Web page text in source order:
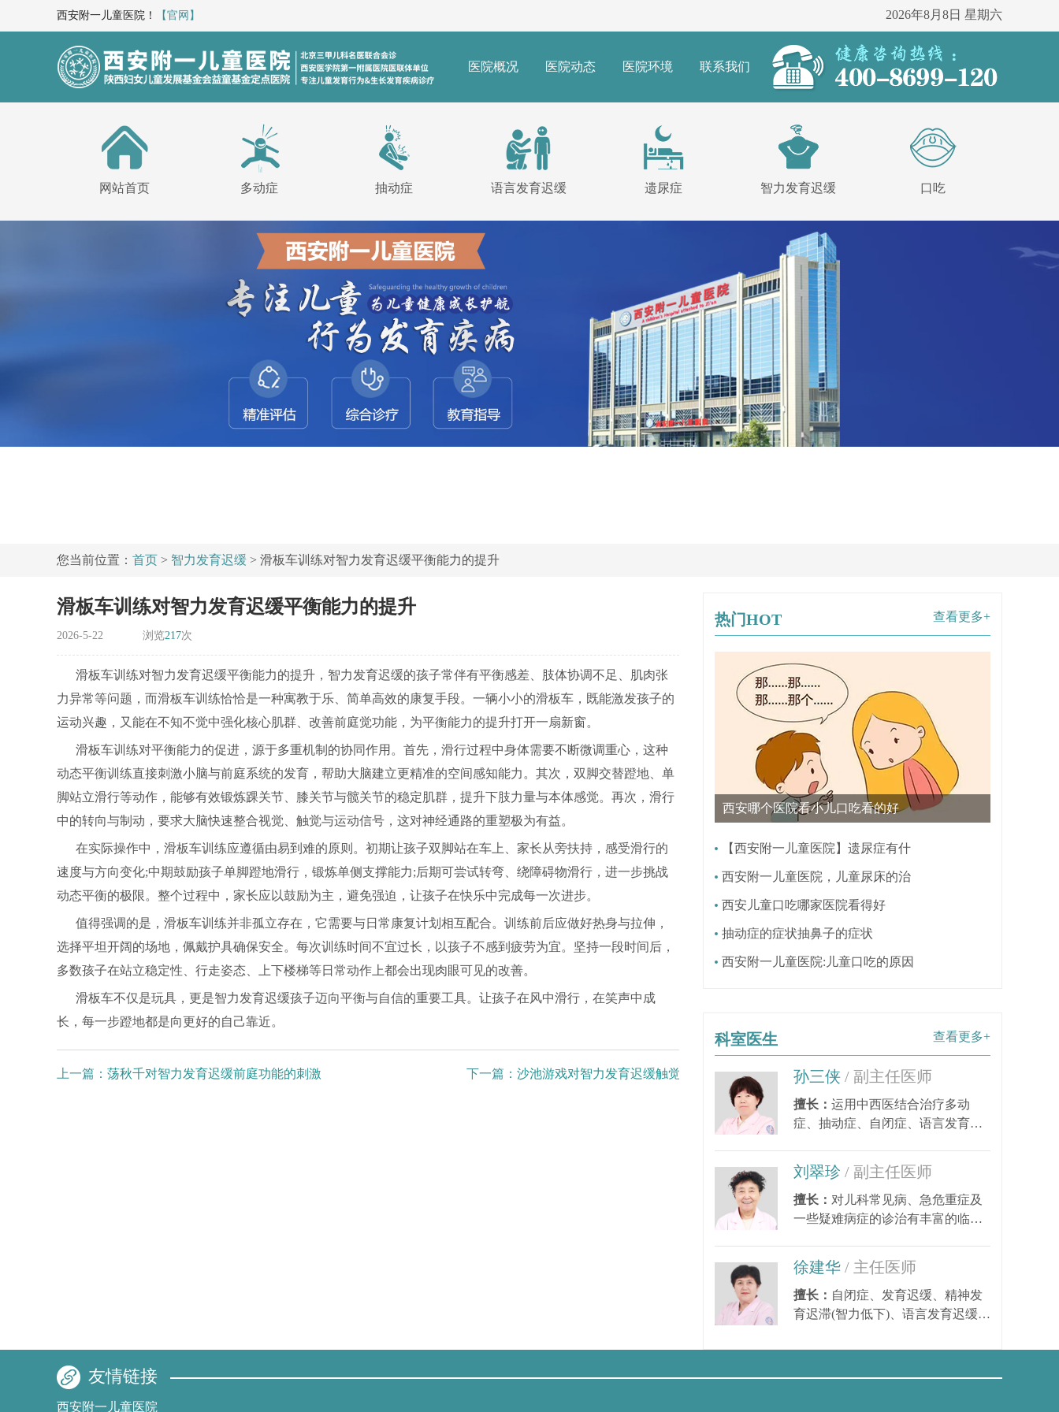
西安附一儿童医院！ 【官网】 2026年8月8日 星期六
医院概况 医院动态 医院环境 联系我们
网站首页 多动症 抽动症 语言发育迟缓 遗尿症 智力发育迟缓 口吃
您当前位置： 首页 > 智力发育迟缓 > 滑板车训练对智力发育迟缓平衡能力的提升
滑板车训练对智力发育迟缓平衡能力的提升
2026-5-22 浏览217次
滑板车训练对智力发育迟缓平衡能力的提升，智力发育迟缓的孩子常伴有平衡感差、肢体协调不足、肌肉张
力异常等问题，而滑板车训练恰恰是一种寓教于乐、简单高效的康复手段。一辆小小的滑板车，既能激发孩子的
运动兴趣，又能在不知不觉中强化核心肌群、改善前庭觉功能，为平衡能力的提升打开一扇新窗。
滑板车训练对平衡能力的促进，源于多重机制的协同作用。首先，滑行过程中身体需要不断微调重心，这种
动态平衡训练直接刺激小脑与前庭系统的发育，帮助大脑建立更精准的空间感知能力。其次，双脚交替蹬地、单
脚站立滑行等动作，能够有效锻炼踝关节、膝关节与髋关节的稳定肌群，提升下肢力量与本体感觉。再次，滑行
中的转向与制动，要求大脑快速整合视觉、触觉与运动信号，这对神经通路的重塑极为有益。
在实际操作中，滑板车训练应遵循由易到难的原则。初期让孩子双脚站在车上、家长从旁扶持，感受滑行的
速度与方向变化;中期鼓励孩子单脚蹬地滑行，锻炼单侧支撑能力;后期可尝试转弯、绕障碍物滑行，进一步挑战
动态平衡的极限。整个过程中，家长应以鼓励为主，避免强迫，让孩子在快乐中完成每一次进步。
值得强调的是，滑板车训练并非孤立存在，它需要与日常康复计划相互配合。训练前后应做好热身与拉伸，
选择平坦开阔的场地，佩戴护具确保安全。每次训练时间不宜过长，以孩子不感到疲劳为宜。坚持一段时间后，
多数孩子在站立稳定性、行走姿态、上下楼梯等日常动作上都会出现肉眼可见的改善。
滑板车不仅是玩具，更是智力发育迟缓孩子迈向平衡与自信的重要工具。让孩子在风中滑行，在笑声中成
长，每一步蹬地都是向更好的自己靠近。
上一篇： 荡秋千对智力发育迟缓前庭功能的刺激 下一篇： 沙池游戏对智力发育迟缓触觉的调节
查看更多+
热门HOT
西安哪个医院看小儿口吃看的好
【西安附一儿童医院】遗尿症有什
西安附一儿童医院，儿童尿床的治
西安儿童口吃哪家医院看得好
抽动症的症状抽鼻子的症状
西安附一儿童医院:儿童口吃的原因
查看更多+
科室医生
孙三侠 / 副主任医师
擅长： 运用中西医结合治疗多动
症、抽动症、自闭症、语言发育迟
刘翠珍 / 副主任医师
擅长： 对儿科常见病、急危重症及
一些疑难病症的诊治有丰富的临床
徐建华 / 主任医师
擅长： 自闭症、发育迟缓、精神发
育迟滞(智力低下)、语言发育迟缓、
友情链接
西安附一儿童医院